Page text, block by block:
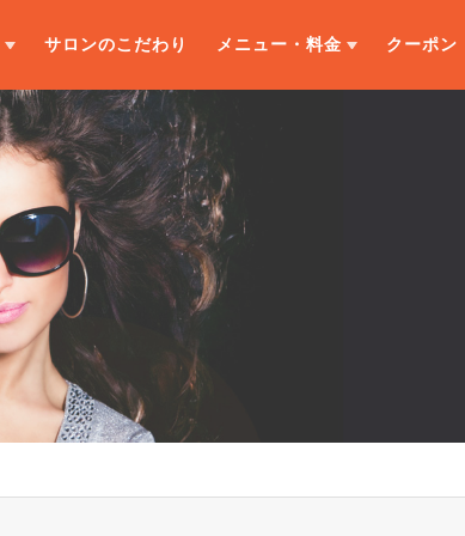
サロンのこだわり メニュー・料金 クーポン